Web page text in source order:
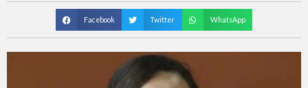
Facebook Twitter WhatsApp